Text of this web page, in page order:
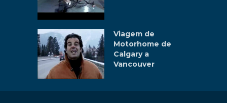
Viagem de
Motorhome de
Calgary a
Vancouver